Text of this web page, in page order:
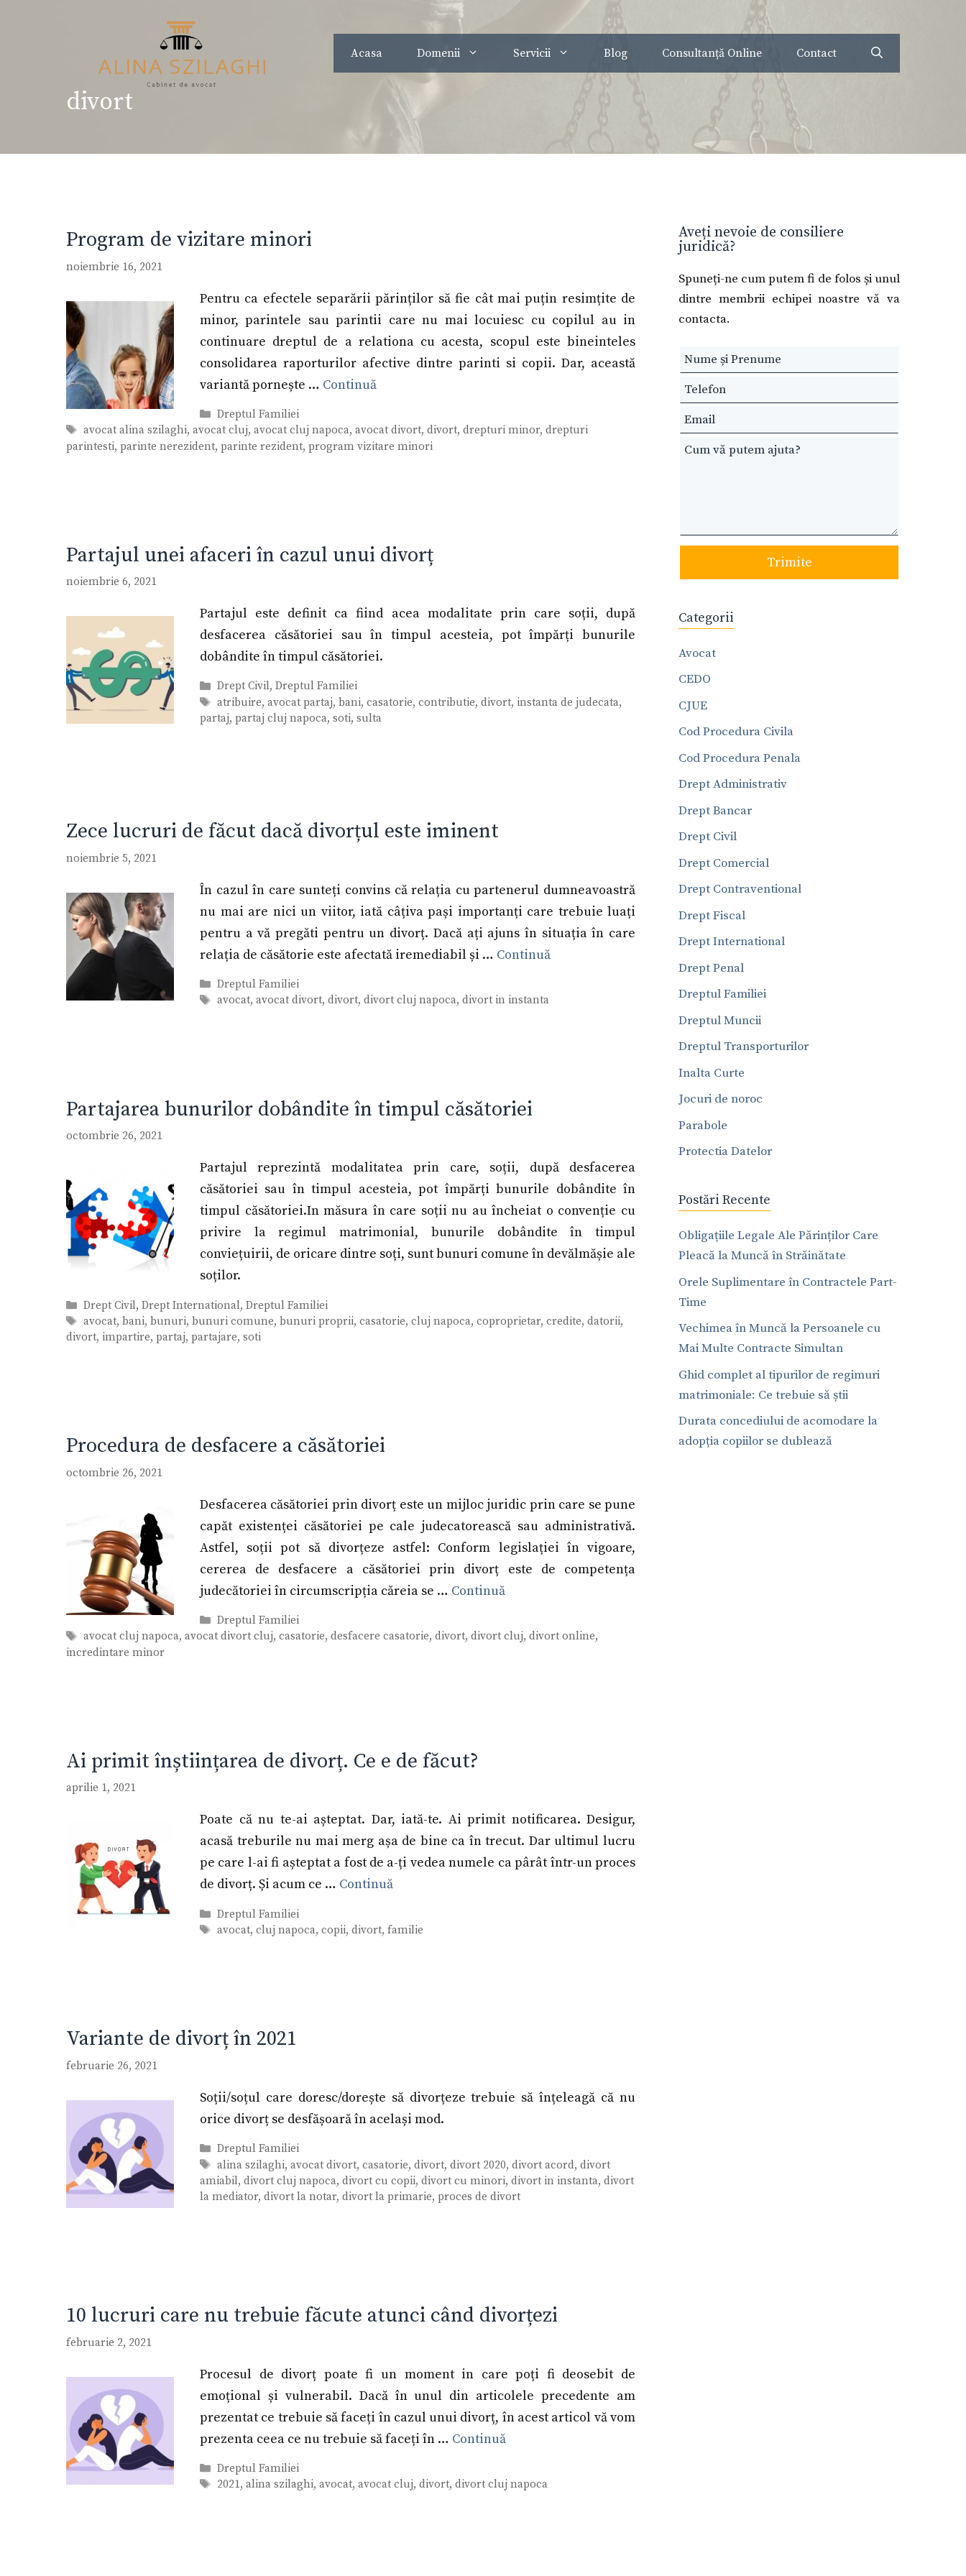
Acasa Domenii Servicii Blog Consultanță Online Contact
divort
Program de vizitare minori
noiembrie 16, 2021
Pentru ca efectele separării părinților să fie cât mai puțin resimțite de
minor, parintele sau parintii care nu mai locuiesc cu copilul au in
continuare dreptul de a relationa cu acesta, scopul este bineinteles
consolidarea raporturilor afective dintre parinti si copii. Dar, această
variantă pornește … Continuă
Categorii
Dreptul Familiei
Etichete
avocat alina szilaghi,avocat cluj,avocat cluj napoca,avocat divort,divort,drepturi minor,drepturi
parintesti, parinte nerezident, parinte rezident, program vizitare minori
Partajul unei afaceri în cazul unui divorț
noiembrie 6, 2021
Partajul este definit ca fiind acea modalitate prin care soții, după
desfacerea căsătoriei sau în timpul acesteia, pot împărți bunurile
dobândite în timpul căsătoriei.
Categorii
Drept Civil,Dreptul Familiei
Etichete
atribuire,avocat partaj,bani,casatorie,contributie,divort, instanta de judecata,
partaj, partaj cluj napoca, soti, sulta
Zece lucruri de făcut dacă divorțul este iminent
noiembrie 5, 2021
În cazul în care sunteți convins că relația cu partenerul dumneavoastră
nu mai are nici un viitor, iată câțiva pași importanți care trebuie luați
pentru a vă pregăti pentru un divorț. Dacă ați ajuns în situația în care
relația de căsătorie este afectată iremediabil și … Continuă
Categorii
Dreptul Familiei
Etichete
avocat,avocat divort,divort,divort cluj napoca,divort in instanta
Partajarea bunurilor dobândite în timpul căsătoriei
octombrie 26, 2021
Partajul reprezintă modalitatea prin care, soții, după desfacerea
căsătoriei sau în timpul acesteia, pot împărți bunurile dobândite în
timpul căsătoriei.In măsura în care soții nu au încheiat o convenție cu
privire la regimul matrimonial, bunurile dobândite în timpul
conviețuirii, de oricare dintre soți, sunt bunuri comune în devălmășie ale
soților.
Categorii
Drept Civil,Drept International,Dreptul Familiei
Etichete
avocat,bani,bunuri,bunuri comune,bunuri proprii,casatorie,cluj napoca,coproprietar,credite,datorii,
divort, impartire, partaj, partajare, soti
Procedura de desfacere a căsătoriei
octombrie 26, 2021
Desfacerea căsătoriei prin divorț este un mijloc juridic prin care se pune
capăt existenței căsătoriei pe cale judecatorească sau administrativă.
Astfel, soții pot să divorțeze astfel: Conform legislației în vigoare,
cererea de desfacere a căsătoriei prin divorț este de competența
judecătoriei în circumscripția căreia se … Continuă
Categorii
Dreptul Familiei
Etichete
avocat cluj napoca,avocat divort cluj,casatorie,desfacere casatorie,divort,divort cluj,divort online,
incredintare minor
Ai primit înștiințarea de divorț. Ce e de făcut?
aprilie 1, 2021
Poate că nu te-ai așteptat. Dar, iată-te. Ai primit notificarea. Desigur,
acasă treburile nu mai merg așa de bine ca în trecut. Dar ultimul lucru
pe care l-ai fi așteptat a fost de a-ți vedea numele ca pârât într-un proces
de divorț. Și acum ce … Continuă
Categorii
Dreptul Familiei
Etichete
avocat,cluj napoca,copii,divort,familie
Variante de divorț în 2021
februarie 26, 2021
Soții/soțul care doresc/dorește să divorțeze trebuie să înțeleagă că nu
orice divorț se desfășoară în același mod.
Categorii
Dreptul Familiei
Etichete
alina szilaghi,avocat divort,casatorie,divort,divort 2020,divort acord,divort
amiabil, divort cluj napoca, divort cu copii, divort cu minori, divort in instanta, divort
la mediator, divort la notar, divort la primarie, proces de divort
10 lucruri care nu trebuie făcute atunci când divorțezi
februarie 2, 2021
Procesul de divorț poate fi un moment in care poți fi deosebit de
emoțional și vulnerabil. Dacă în unul din articolele precedente am
prezentat ce trebuie să faceți în cazul unui divorț, în acest articol vă vom
prezenta ceea ce nu trebuie să faceți în … Continuă
Categorii
Dreptul Familiei
Etichete
2021,alina szilaghi,avocat,avocat cluj,divort,divort cluj napoca
Aveți nevoie de consiliere
juridică?
Spuneți-ne cum putem fi de folos și unul
dintre membrii echipei noastre vă va
contacta.
Leave
this
field
blank
Trimite
Categorii
Avocat
CEDO
CJUE
Cod Procedura Civila
Cod Procedura Penala
Drept Administrativ
Drept Bancar
Drept Civil
Drept Comercial
Drept Contraventional
Drept Fiscal
Drept International
Drept Penal
Dreptul Familiei
Dreptul Muncii
Dreptul Transporturilor
Inalta Curte
Jocuri de noroc
Parabole
Protectia Datelor
Postări Recente
Obligațiile Legale Ale Părinților Care
Pleacă la Muncă în Străinătate
Orele Suplimentare în Contractele Part-
Time
Vechimea în Muncă la Persoanele cu
Mai Multe Contracte Simultan
Ghid complet al tipurilor de regimuri
matrimoniale: Ce trebuie să știi
Durata concediului de acomodare la
adopția copiilor se dublează